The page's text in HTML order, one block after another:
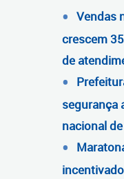
Vendas
crescem
de
segurança
nacional